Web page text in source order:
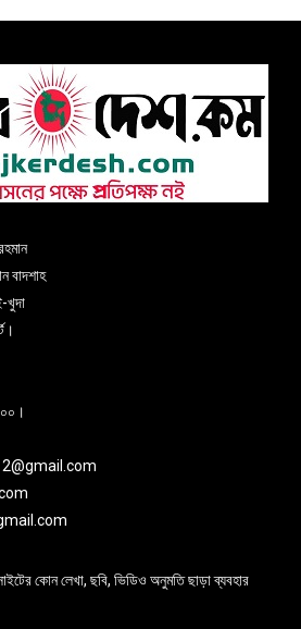
বাদশাহ
খুদা
কোন লেখা, ছবি, ভিডিও অনুমতি ছাড়া ব্যবহার